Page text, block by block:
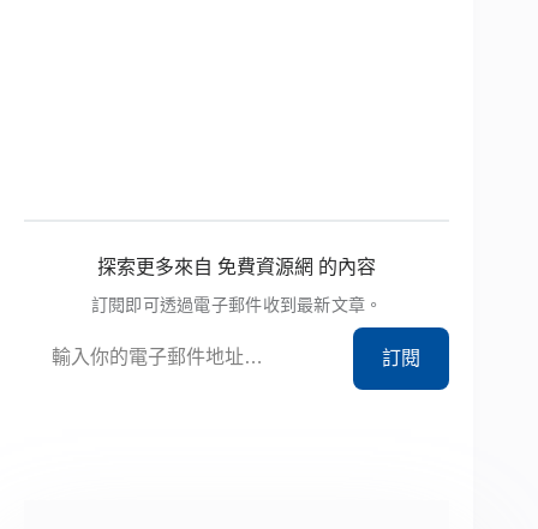
探索更多來自 免費資源網 的內容
訂閱即可透過電子郵件收到最新文章。
訂閱